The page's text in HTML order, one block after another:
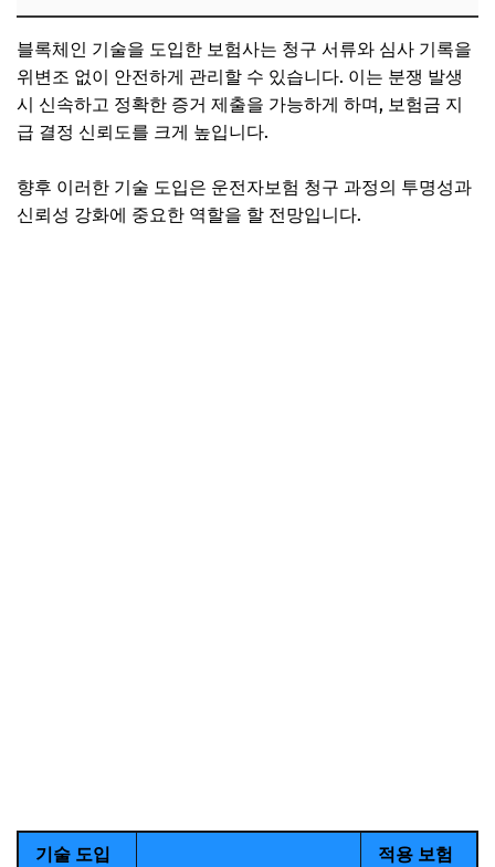
블록체인 기술을 도입한 보험사는 청구 서류와 심사 기록을
위변조 없이 안전하게 관리할 수 있습니다. 이는 분쟁 발생
시 신속하고 정확한 증거 제출을 가능하게 하며, 보험금 지
급 결정 신뢰도를 크게 높입니다.
향후 이러한 기술 도입은 운전자보험 청구 과정의 투명성과
신뢰성 강화에 중요한 역할을 할 전망입니다.
기술 도입
적용 보험